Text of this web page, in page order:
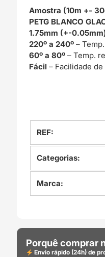
Amostra (10m +-
PETG BLANCO
1.75mm (+-
220º a 240º –
60º a 80º – Temp.
Fácil– Facilidade
REF:
Categorias:
Marca:
Porquê comprar
Envio rápido (24h) de